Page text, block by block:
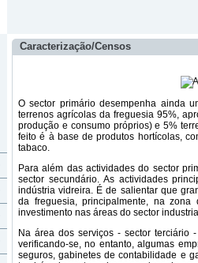
Caracterização/Censos
O sector primário desempenha ainda
terrenos agrícolas da freguesia 95%,
produção e consumo próprios) e 5%
feito é à base de produtos hortícolas,
tabaco.
Para além das actividades do sector
sector secundário. As actividades
indústria vidreira. É de salientar que
da freguesia, principalmente, na
investimento nas áreas do sector
Na área dos serviços - sector terciário
verificando-se, no entanto, algumas
seguros, gabinetes de contabilidade e